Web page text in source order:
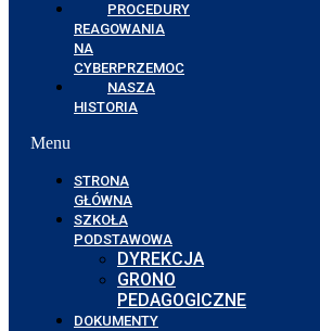
PROCEDURY
REAGOWANIA
NA
CYBERPRZEMOC
NASZA
HISTORIA
Menu
STRONA
GŁÓWNA
SZKOŁA
PODSTAWOWA
DYREKCJA
GRONO
PEDAGOGICZNE
DOKUMENTY